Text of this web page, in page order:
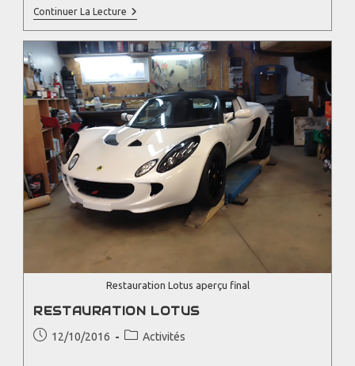
Continuer La Lecture
Restauration Lotus aperçu final
RESTAURATION LOTUS
12/10/2016 Activités